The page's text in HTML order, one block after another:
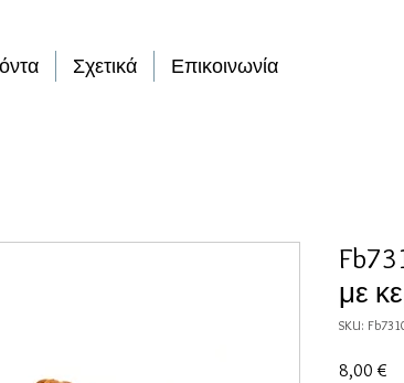
Σχετικά Επικοινωνία
με
SKU:
8,00 €